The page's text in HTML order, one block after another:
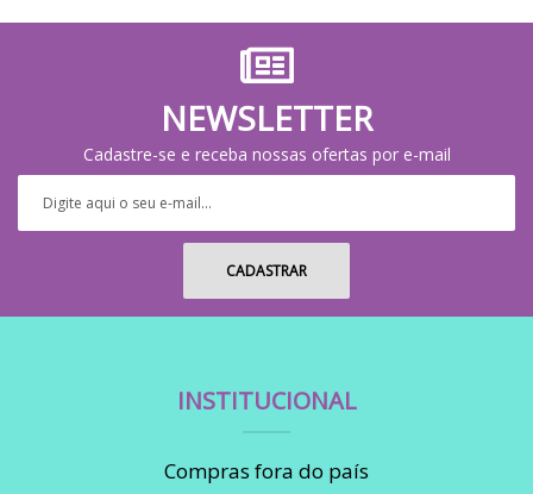
NEWSLETTER
Cadastre-se e receba nossas ofertas por e-mail
INSTITUCIONAL
Compras fora do país